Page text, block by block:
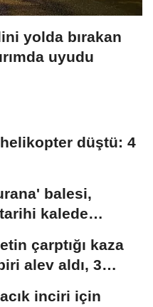
yolda bırakan
uyudu
düştü: 4
balesi,
kalede
çarptığı kaza
alev aldı, 3
inciri için